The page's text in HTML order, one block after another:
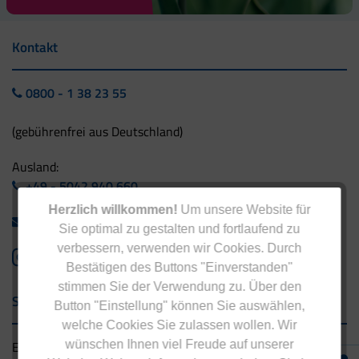
Herzlich willkommen! Um unsere Website für
Sie optimal zu gestalten und fortlaufend zu
verbessern, verwenden wir Cookies. Durch
Bestätigen des Buttons "Einverstanden"
stimmen Sie der Verwendung zu. Über den
Button "Einstellung" können Sie auswählen,
welche Cookies Sie zulassen wollen. Wir
wünschen Ihnen viel Freude auf unserer
Kontakt
0800 - 1 38 23 55
(gebührenfrei aus Deutschland)
Ausland:
+49 - 5042 940 660
info@eucell.de
Service & Versand
Eucell Gesundheitsservice